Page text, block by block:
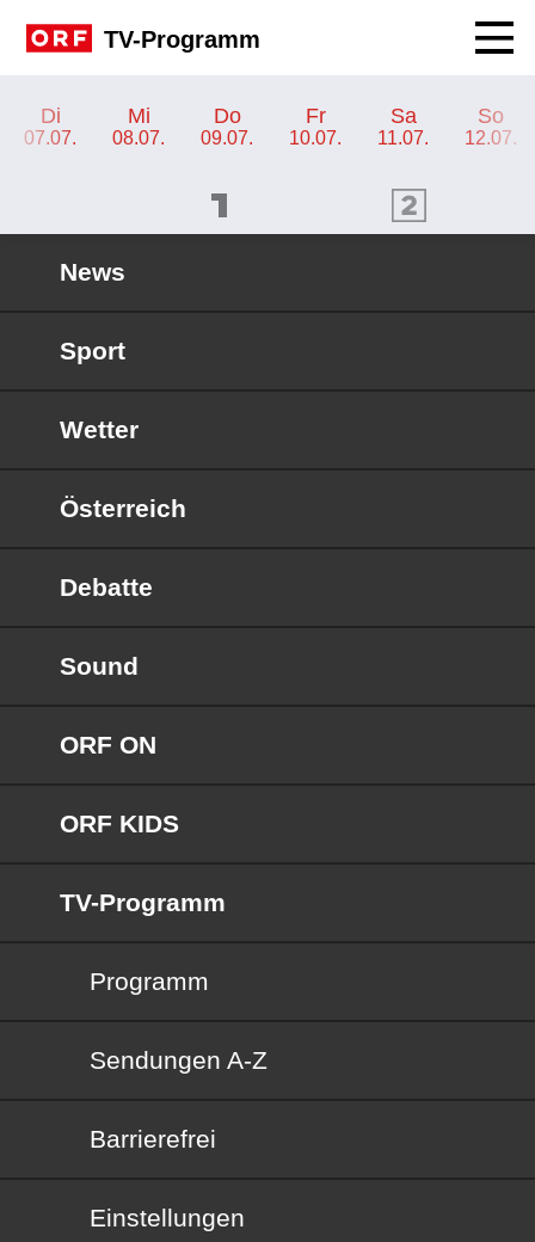
TV-Programm
Di
07.07.
Mi
08.07.
Do
09.07.
Fr
10.07.
Sa
11.07.
So
12.07.
ORF 2 Programm
News
Sport
Wetter
Österreich
Debatte
Sound
ORF ON
ORF KIDS
TV-Programm
Programm
Sendungen von A bis Z
Sendungen A-Z
Barrierefrei
Barrierefrei
Einstellungen